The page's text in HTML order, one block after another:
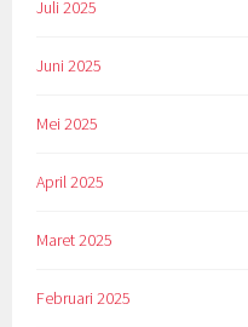
Juli 2025
Juni 2025
Mei 2025
April 2025
Maret 2025
Februari 2025